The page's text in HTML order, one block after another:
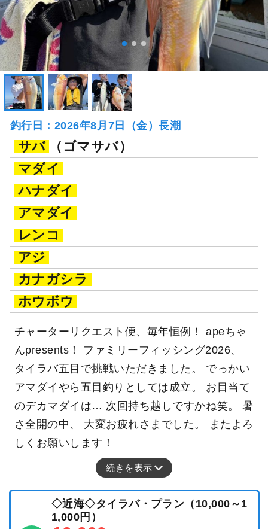
釣行日：2026年8月7日（金）長潮
サバ
（ゴマサバ）
マダイ
ハナダイ
アマダイ
レンコ
アジ
カナガシラ
ホウボウ
チャーターリクエスト便、毎年恒例！ apeちゃ
んpresents！ ファミリーフィッシング2026、
タイラバ五目で挑戦いただきました。 でっかい
アマダイやら五目釣りとしては成立。 お目当て
のデカマダイは… 次回持ち越しですかね笑。 暑
さ全開の中、 大変お疲れさまでした。 またよろ
しくお願いします！
続きを表示
◇近海◇タイラバ・プラン（10,000～1
1,000円）